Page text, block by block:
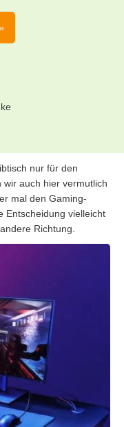
nur für den
auch hier vermutlich
mal den Gaming-
Entscheidung vielleicht
Richtung.